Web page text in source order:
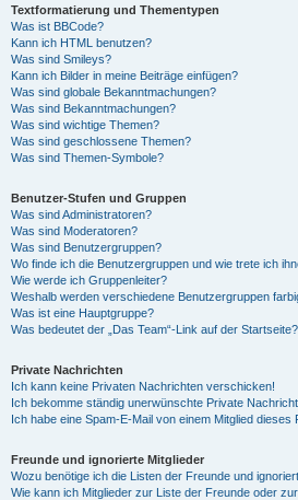
Textformatierung und Thementypen
Was ist BBCode?
Kann ich HTML benutzen?
Was sind Smileys?
Kann ich Bilder in meine Beiträge einfügen?
Was sind globale Bekanntmachungen?
Was sind Bekanntmachungen?
Was sind wichtige Themen?
Was sind geschlossene Themen?
Was sind Themen-Symbole?
Benutzer-Stufen und Gruppen
Was sind Administratoren?
Was sind Moderatoren?
Was sind Benutzergruppen?
Wo finde ich die Benutzergruppen und wie trete ich
Wie werde ich Gruppenleiter?
Weshalb werden verschiedene Benutzergruppen
Was ist eine Hauptgruppe?
Was bedeutet der „Das Team“-Link auf der Startseite?
Private Nachrichten
Ich kann keine Privaten Nachrichten verschicken!
Ich bekomme ständig unerwünschte Private
Ich habe eine Spam-E-Mail von einem Mitglied dieses
Freunde und ignorierte Mitglieder
Wozu benötige ich die Listen der Freunde und
Wie kann ich Mitglieder zur Liste der Freunde oder